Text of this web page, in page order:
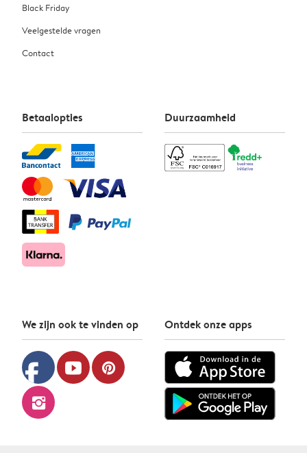
Black Friday
Veelgestelde vragen
Contact
Betaalopties Duurzaamheid
We zijn ook te vinden op
facebook youtube pinterest
instagram
Ontdek onze apps